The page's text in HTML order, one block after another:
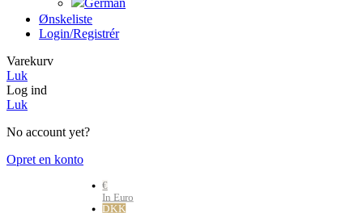
Ønskeliste
Login/registrér
Varekurv
Luk
Log ind
Luk
No account yet?
Opret en konto
€
In Euro
DKK